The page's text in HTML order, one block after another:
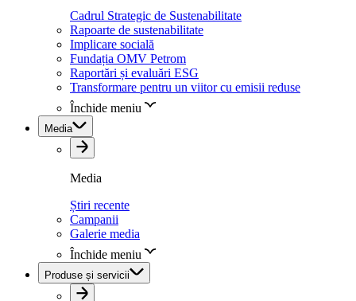
Cadrul Strategic de Sustenabilitate
Rapoarte de sustenabilitate
Implicare socială
Fundația OMV Petrom
Raportări și evaluări ESG
Transformare pentru un viitor cu emisii reduse
Închide meniu
Media
Media
Știri recente
Campanii
Galerie media
Închide meniu
Produse și servicii